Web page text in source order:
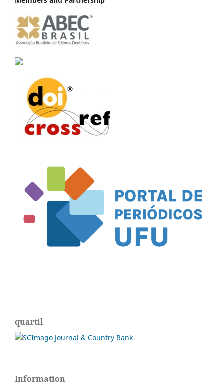
quartil
Information